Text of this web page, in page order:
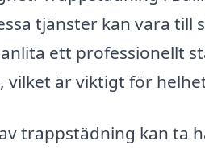
tjänster kan vara till
ett professionellt
vilket är viktigt för
trappstädning kan ta